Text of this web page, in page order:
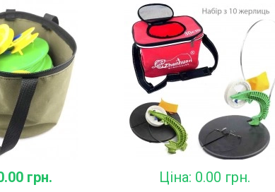
грн. Ціна: 0.00 грн.